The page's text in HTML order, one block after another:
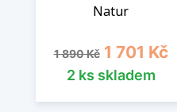
Natur
Běžná cena
1 890 Kč Cena
1 701 Kč
2 ks skladem